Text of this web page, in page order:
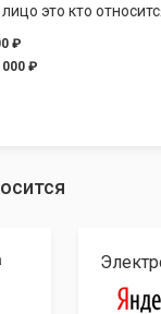
это кто
₽
000 ₽